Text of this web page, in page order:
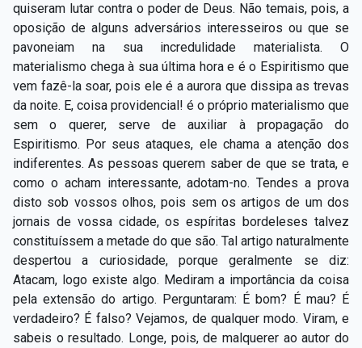
quiseram lutar contra o poder de Deus. Não temais, pois, a
oposição de alguns adversários interesseiros ou que se
pavoneiam na sua incredulidade materialista. O
materialismo chega à sua última hora e é o Espiritismo que
vem fazê-la soar, pois ele é a aurora que dissipa as trevas
da noite. E, coisa providencial! é o próprio materialismo que
sem o querer, serve de auxiliar à propagação do
Espiritismo. Por seus ataques, ele chama a atenção dos
indiferentes. As pessoas querem saber de que se trata, e
como o acham interessante, adotam-no. Tendes a prova
disto sob vossos olhos, pois sem os artigos de um dos
jornais de vossa cidade, os espíritas bordeleses talvez
constituíssem a metade do que são. Tal artigo naturalmente
despertou a curiosidade, porque geralmente se diz:
Atacam, logo existe algo. Mediram a importância da coisa
pela extensão do artigo. Perguntaram: É bom? É mau? É
verdadeiro? É falso? Vejamos, de qualquer modo. Viram, e
sabeis o resultado. Longe, pois, de malquerer ao autor do